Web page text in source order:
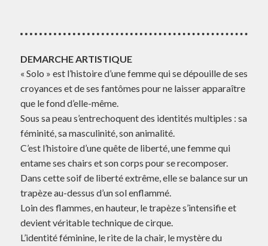
DEMARCHE ARTISTIQUE
« Solo » est l’histoire d’une femme qui se dépouille de ses
croyances et de ses fantômes pour ne laisser apparaître
que le fond d’elle-même.
Sous sa peau s’entrechoquent des identités multiples : sa
féminité, sa masculinité, son animalité.
C’est l’histoire d’une quête de liberté, une femme qui
entame ses chairs et son corps pour se recomposer.
Dans cette soif de liberté extrême, elle se balance sur un
trapèze au-dessus d’un sol enflammé.
Loin des flammes, en hauteur, le trapèze s’intensifie et
devient véritable technique de cirque.
L’identité féminine, le rite de la chair, le mystère du